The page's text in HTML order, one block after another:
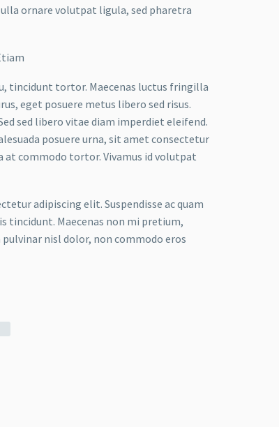
ornare volutpat ligula, sed pharetra
tincidunt tortor. Maecenas luctus fringilla
eget posuere metus libero sed risus.
sed libero vitae diam imperdiet eleifend.
posuere urna, sit amet consectetur
at commodo tortor. Vivamus id volutpat
adipiscing elit. Suspendisse ac quam
tincidunt. Maecenas non mi pretium,
nisl dolor, non commodo eros